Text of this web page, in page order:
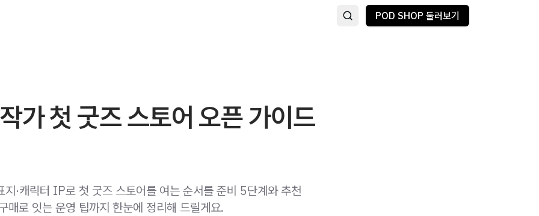
POD SHOP 둘러보기
가 첫 굿즈 스토어 오픈 가이드
지·캐릭터 IP로 첫 굿즈 스토어를 여는 순서를 준비 5단계와 추천
매로 잇는 운영 팁까지 한눈에 정리해 드릴게요.